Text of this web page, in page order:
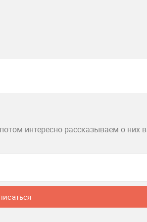
интересно рассказываем о них в